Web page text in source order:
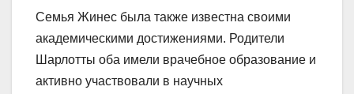
Семья Жинес была также известна своими
академическими достижениями. Родители
Шарлотты оба имели врачебное образование и
активно участвовали в научных